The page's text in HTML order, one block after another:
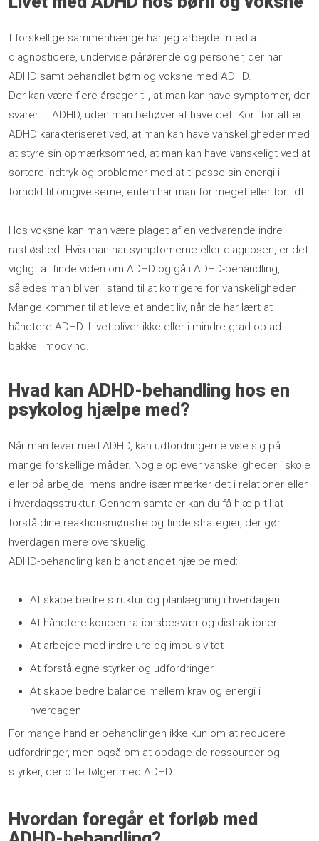
I forskellige sammenhænge har jeg arbejdet med at
diagnosticere, undervise pårørende og personer, der har
ADHD samt behandlet børn og voksne med ADHD.
Der kan være flere årsager til, at man kan have symptomer, der
svarer til ADHD, uden man behøver at have det. Kort fortalt er
ADHD karakteriseret ved, at man kan have vanskeligheder med
at styre sin opmærksomhed, at man kan have vanskeligt ved at
sortere indtryk og problemer med at tilpasse sin energi i
forhold til omgivelserne, enten har man for meget eller for lidt.​
Hos voksne kan man være plaget af en vedvarende indre
rastløshed. Hvis man har symptomerne eller diagnosen, er det
vigtigt at finde viden om ADHD og gå i ADHD-behandling,
således man bliver i stand til at korrigere for vanskeligheden.
Mange kommer til at leve et andet liv, når de har lært at
håndtere ADHD. Livet bliver ikke eller i mindre grad op ad
bakke i modvind.​
Hvad kan ADHD-behandling hos en
psykolog hjælpe med?
Når man lever med ADHD, kan udfordringerne vise sig på
mange forskellige måder. Nogle oplever vanskeligheder i skole
eller på arbejde, mens andre især mærker det i relationer eller
i hverdagsstruktur. Gennem samtaler kan du få hjælp til at
forstå dine reaktionsmønstre og finde strategier, der gør
hverdagen mere overskuelig.
ADHD-behandling kan blandt andet hjælpe med:
​At skabe bedre struktur og planlægning i hverdagen
​At håndtere koncentrationsbesvær og distraktioner
​At arbejde med indre uro og impulsivitet
​At forstå egne styrker og udfordringer
​At skabe bedre balance mellem krav og energi i
hverdagen
For mange handler behandlingen ikke kun om at reducere
udfordringer, men også om at opdage de ressourcer og
styrker, der ofte følger med ADHD.
Hvordan foregår et forløb med